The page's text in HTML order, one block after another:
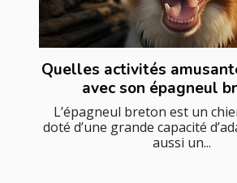
Quelles activités
avec son épagneul
L’épagneul breton est un
doté d’une grande capacité
aussi un...